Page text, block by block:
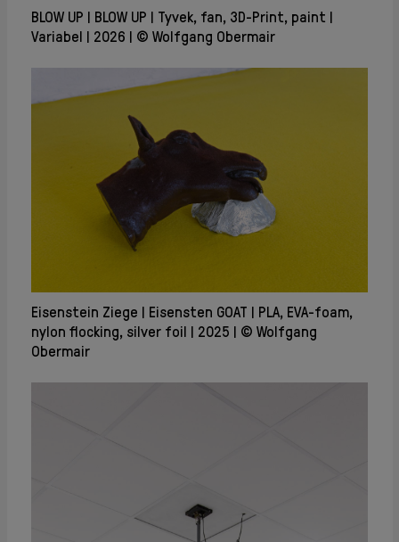
BLOW UP BLOW UP
Tyvek, fan, 3D-Print, paint
Variabel
2026 © Wolfgang Obermair
Eisenstein Ziege Eisensten GOAT
PLA, EVA-foam,
nylon flocking, silver foil
2025
© Wolfgang
Obermair